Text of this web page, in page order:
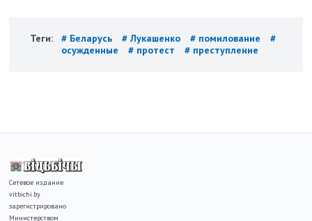
Теги: # Беларусь # Лукашенко # помилование
#
осужденные
# протест # преступление
Сетевое издание
vitbichi.by
зарегистрировано
Министерством